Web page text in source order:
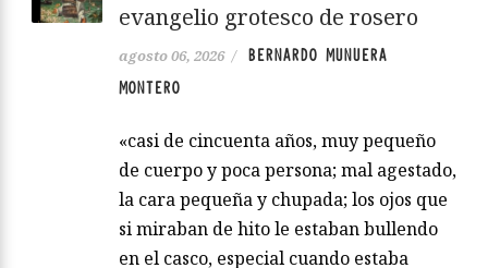
evangelio grotesco de rosero
agosto 06, 2026 /
BERNARDO MUNUERA
MONTERO
«casi de cincuenta años, muy pequeño
de cuerpo y poca persona; mal agestado,
la cara pequeña y chupada; los ojos que
si miraban de hito le estaban bullendo
en el casco, especial cuando estaba